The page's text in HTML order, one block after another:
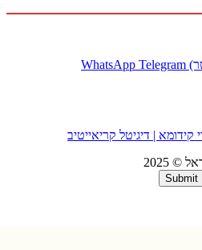
WhatsApp
| דיגיטל קריאייטיב